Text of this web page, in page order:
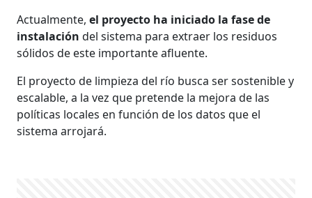
Actualmente,el proyecto ha iniciado la fase de
instalacióndel sistema para extraer los residuos
sólidos de este importante afluente.
El proyecto de limpieza del río busca ser sostenible y
escalable, a la vez que pretende la mejora de las
políticas locales en función de los datos que el
sistema arrojará.